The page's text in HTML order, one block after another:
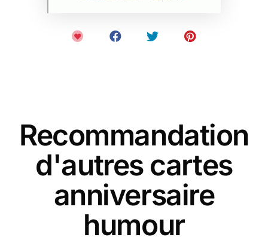
Recommandation
d'autres cartes
anniversaire
humour